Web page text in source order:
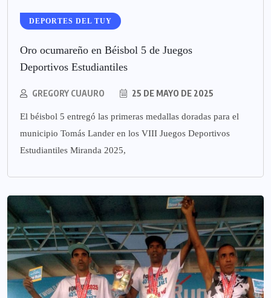
DEPORTES DEL TUY
Oro ocumareño en Béisbol 5 de Juegos
Deportivos Estudiantiles
GREGORY CUAURO 25 DE MAYO DE 2025
El béisbol 5 entregó las primeras medallas doradas para el
municipio Tomás Lander en los VIII Juegos Deportivos
Estudiantiles Miranda 2025,